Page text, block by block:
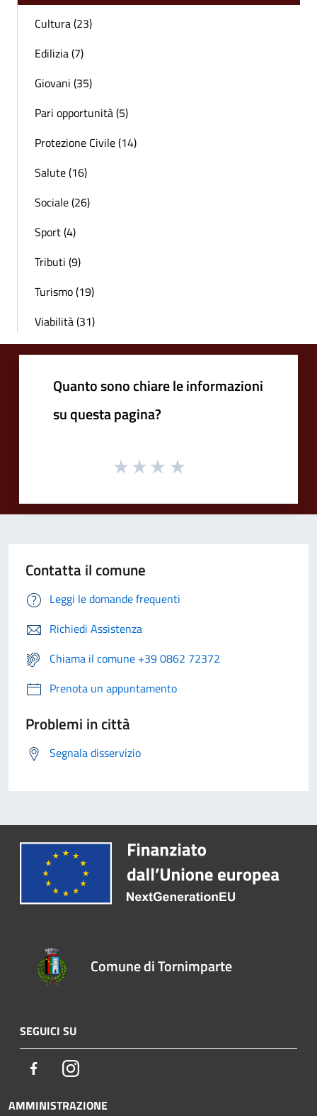
Cultura (23)
Edilizia (7)
Giovani (35)
Pari opportunità (5)
Protezione Civile (14)
Salute (16)
Sociale (26)
Sport (4)
Tributi (9)
Turismo (19)
Viabilità (31)
Quanto sono chiare le informazioni
su questa pagina?
Contatta il comune
Leggi le domande frequenti
Richiedi Assistenza
Chiama il comune +39 0862 72372
Prenota un appuntamento
Problemi in città
Segnala disservizio
Comune di Tornimparte
SEGUICI SU
FacebookInstagram
AMMINISTRAZIONE